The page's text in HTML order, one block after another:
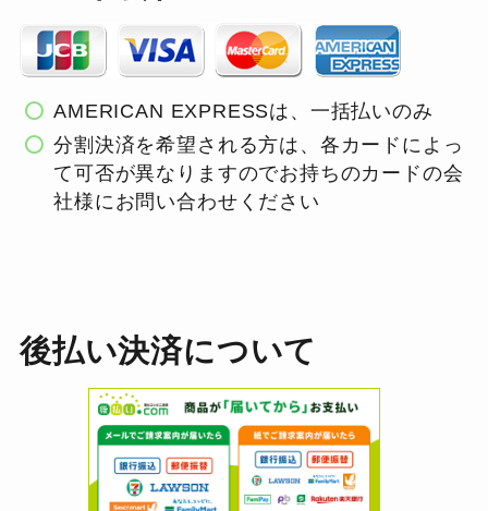
AMERICAN EXPRESSは、一括払いのみ
分割決済を希望される方は、各カードによっ
て可否が異なりますのでお持ちのカードの会
社様にお問い合わせください
後払い決済について